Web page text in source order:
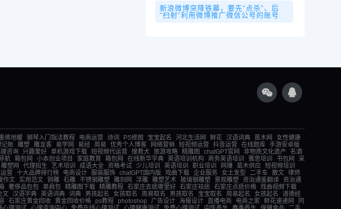
新浪微博突降铁幕，要先“点杀”、后
“扫射”利用微博推广微信公号的账号
烯地暖 钢琴入门指法教程 电商运营 诗词 PS修图 宝宝起名 河北生活网 鲜花 汉语词典 苗木网
女性健康
记账 雕塑 雕龙客 易学网 易经 周易 优秀个人博客 网络营销 短视频运营 抖音运营 在线题库 手游安卓版
咨询 兴趣爱好 单机游戏下载 短视频代运营 搜救犬 旅游攻略 精雕图 chatGPT官网 非物质文化遗产
名酒
航 箱包网 小本创业项目 家庭教育 箱包网 在线新华字典 英语培训机构 商务英语培训 雅思培训 书包网
采
雕塑网 代理招生 艺术培训 成语大全 资格考试 少儿培训 英语培训 职业培训 网赚 苗木供应 短视频培训
营 十大品牌排行榜 电商设计 服装服饰 chatGPT国内版 戏曲下载 企业服务 女士发型 二手车 散文 律师
作文 实用范文 铜雕 石雕 不锈钢雕塑 雕刻网 浮雕 雕塑艺术 玻璃钢雕塑 景观雕塑 资治通鉴翻译
资治通
奢侈品包包 单肩包 精雕图下载 精雕教程 石家庄去痣哪里好 石家庄祛痣 石家庄点痣价格 戏曲视频下载
文 汉语字典 英语词典 词典 男孩起名 女孩取名 周易取名 男孩取名 宝宝取名 周易起名 女孩起名
道德经
石家庄黄金回收 黄金回收价格 ps教程 photoshop 广告设计 海报设计 直播电商 电商之家 鲜花速递网
同